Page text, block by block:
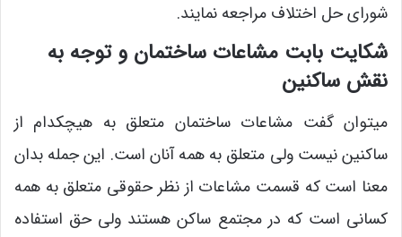
شورای حل اختلاف مراجعه نمایند.
شکایت بابت مشاعات ساختمان و توجه به
نقش ساکنین
میتوان گفت مشاعات ساختمان متعلق به هیچکدام از
ساکنین نیست ولی متعلق به همه آنان است. این جمله بدان
معنا است که قسمت مشاعات از نظر حقوقی متعلق به همه
کسانی است که در مجتمع ساکن هستند ولی حق استفاده